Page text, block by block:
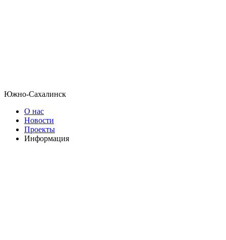
Южно-Сахалинск
О нас
Новости
Проекты
Информация